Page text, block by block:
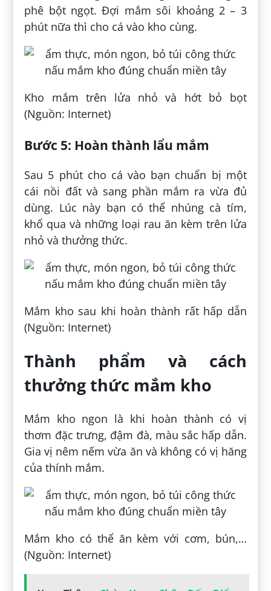
phê bột ngọt. Đợi mắm sôi khoảng 2 – 3
phút nữa thì cho cá vào kho cùng.
Kho mắm trên lửa nhỏ và hớt bỏ bọt
(Nguồn: Internet)
Bước 5: Hoàn thành lẩu mắm
Sau 5 phút cho cá vào bạn chuẩn bị một
cái nồi đất và sang phần mắm ra vừa đủ
dùng. Lúc này bạn có thể nhúng cà tím,
khổ qua và những loại rau ăn kèm trên lửa
nhỏ và thưởng thức.
Mắm kho sau khi hoàn thành rất hấp dẫn
(Nguồn: Internet)
Thành phẩm và cách
thưởng thức mắm kho
Mắm kho ngon là khi hoàn thành có vị
thơm đặc trưng, đậm đà, màu sắc hấp dẫn.
Gia vị nêm nếm vừa ăn và không có vị hăng
của thính mắm.
Mắm kho có thể ăn kèm với cơm, bún,…
(Nguồn: Internet)